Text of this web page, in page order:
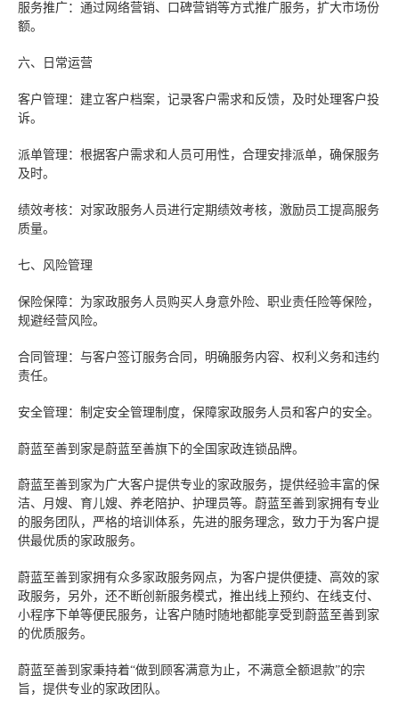
服务推广：通过网络营销、口碑营销等方式推广服务，扩大市场份
额。
六、日常运营
客户管理：建立客户档案，记录客户需求和反馈，及时处理客户投
诉。
派单管理：根据客户需求和人员可用性，合理安排派单，确保服务
及时。
绩效考核：对家政服务人员进行定期绩效考核，激励员工提高服务
质量。
七、风险管理
保险保障：为家政服务人员购买人身意外险、职业责任险等保险，
规避经营风险。
合同管理：与客户签订服务合同，明确服务内容、权利义务和违约
责任。
安全管理：制定安全管理制度，保障家政服务人员和客户的安全。
蔚蓝至善到家是蔚蓝至善旗下的全国家政连锁品牌。
蔚蓝至善到家为广大客户提供专业的家政服务，提供经验丰富的保
洁、月嫂、育儿嫂、养老陪护、护理员等。蔚蓝至善到家拥有专业
的服务团队，严格的培训体系，先进的服务理念，致力于为客户提
供最优质的家政服务。
蔚蓝至善到家拥有众多家政服务网点，为客户提供便捷、高效的家
政服务，另外， 还不断创新服务模式，推出线上预约、在线支付、
小程序下单等便民服务，让客户随时随地都能享受到蔚蓝至善到家
的优质服务。
蔚蓝至善到家秉持着“做到顾客满意为止，不满意全额退款”的宗
旨，提供专业的家政团队。